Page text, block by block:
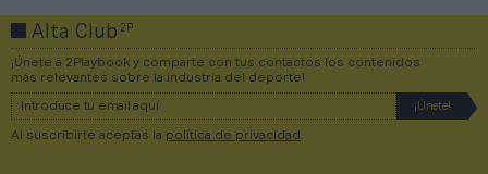
Alta Club2P
¡Únete a 2Playbook y comparte con tus contactos los contenidos
más relevantes sobre la industria del deporte!
Al suscribirte aceptas la política de privacidad